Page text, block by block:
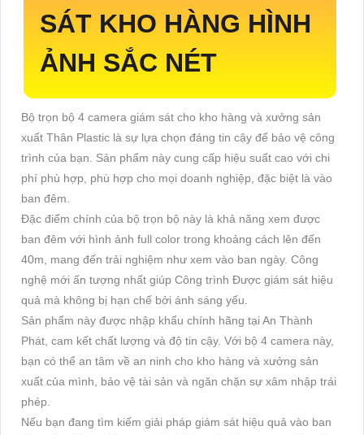
SÁT KHO HÀNG HÌNH
ẢNH SẮC NÉT
Bộ trọn bộ 4 camera giám sát cho kho hàng và xưởng sản
xuất Thân Plastic là sự lựa chọn đáng tin cậy để bảo vệ công
trình của bạn. Sản phẩm này cung cấp hiệu suất cao với chi
phí phù hợp, phù hợp cho mọi doanh nghiệp, đặc biệt là vào
ban đêm.
Đặc điểm chính của bộ trọn bộ này là khả năng xem được
ban đêm với hình ảnh full color trong khoảng cách lên đến
40m, mang đến trải nghiệm như xem vào ban ngày. Công
nghệ mới ấn tượng nhất giúp Công trình Được giám sát hiệu
quả mà không bị hạn chế bởi ánh sáng yếu.
Sản phẩm này được nhập khẩu chính hãng tại An Thành
Phát, cam kết chất lượng và độ tin cậy. Với bộ 4 camera này,
bạn có thể an tâm về an ninh cho kho hàng và xưởng sản
xuất của mình, bảo vệ tài sản và ngăn chặn sự xâm nhập trái
phép.
Nếu bạn đang tìm kiếm giải pháp giám sát hiệu quả vào ban